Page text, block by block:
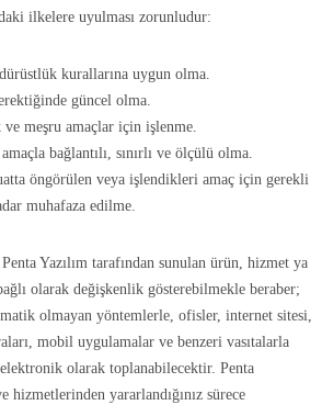
ilkelere uyulması zorunludur:
kurallarına uygun olma.
güncel olma.
meşru amaçlar için işlenme.
bağlantılı, sınırlı ve ölçülü olma.
öngörülen veya işlendikleri amaç için gerekli
muhafaza edilme.
Yazılım tarafından sunulan ürün, hizmet ya
olarak değişkenlik gösterebilmekle beraber;
olmayan yöntemlerle, ofisler, internet sitesi,
mobil uygulamalar ve benzeri vasıtalarla
elektronik olarak toplanabilecektir. Penta
hizmetlerinden yararlandığınız sürece